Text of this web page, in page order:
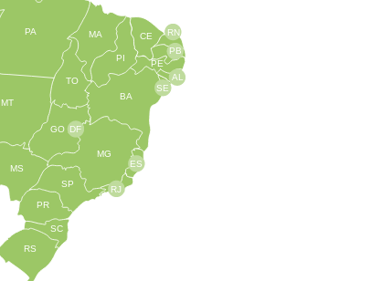
TO
BA
SE
PE
AL
RN
CE
PI
MA
PA
MT
MS
GO
PR
SC
RS
SP
MG
RJ
ES
DF
PB